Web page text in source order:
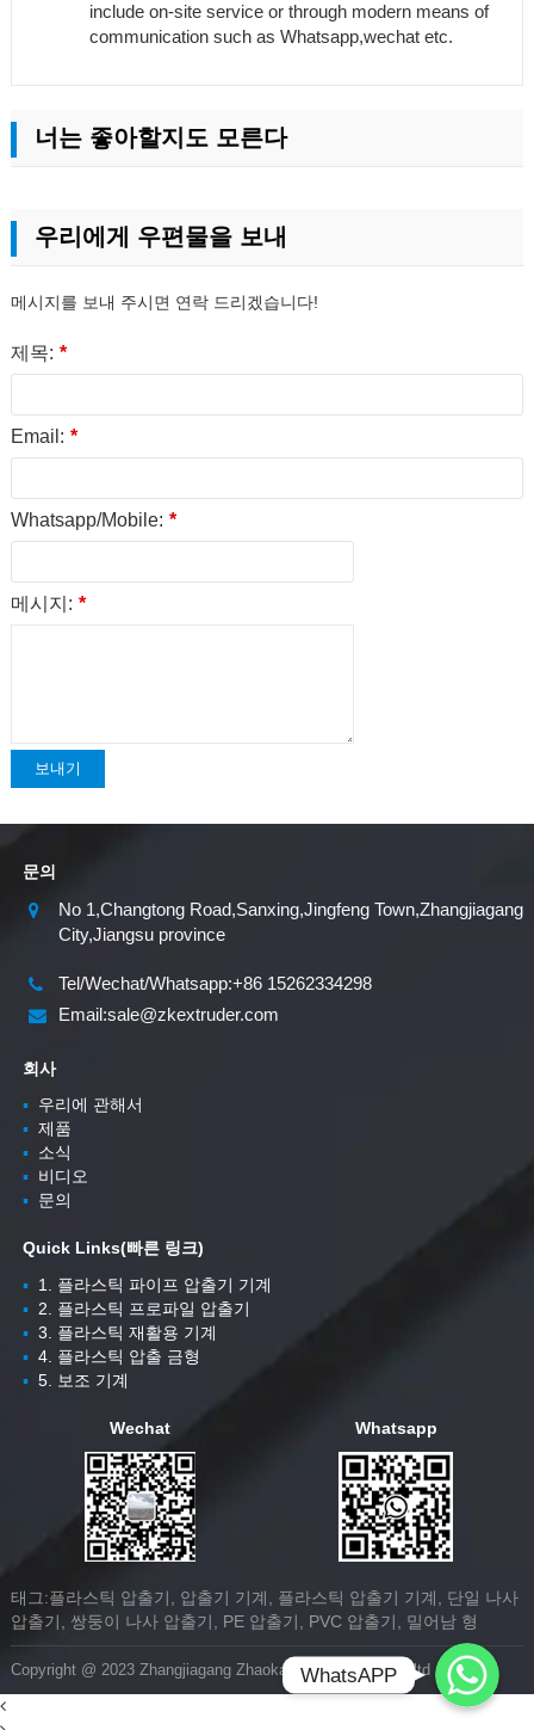
include on-site service or through modern means of
communication such as Whatsapp,wechat etc.
너는 좋아할지도 모른다
우리에게 우편물을 보내
메시지를 보내 주시면 연락 드리겠습니다!
제목: *
Email: *
Whatsapp/Mobile: *
메시지: *
보내기
문의
No 1,Changtong Road,Sanxing,Jingfeng Town,Zhangjiagang
City,Jiangsu province
Tel/Wechat/Whatsapp:+86 15262334298
Email:sale@zkextruder.com
회사
▪우리에 관해서
▪제품
▪소식
▪비디오
▪문의
Quick Links(빠른 링크)
▪1. 플라스틱 파이프 압출기 기계
▪2. 플라스틱 프로파일 압출기
▪3. 플라스틱 재활용 기계
▪4. 플라스틱 압출 금형
▪5. 보조 기계
Wechat Whatsapp
태그:플라스틱 압출기, 압출기 기계, 플라스틱 압출기 기계, 단일 나사
압출기, 쌍둥이 나사 압출기, PE 압출기, PVC 압출기, 밀어남 형
Copyright @ 2023 Zhangjiagang Zhaokang Machinery Co.,ltd
Whatsapp
WhatsAPP